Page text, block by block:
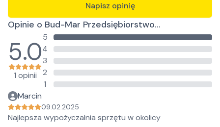
Napisz opinię
Opinie o Bud-Mar Przedsiębiorstwo
Wielobranżowe Marcin Pączek
5.0
1 opinii
5
4
3
2
1
Marcin
09.02.2025
Najlepsza wypożyczalnia sprzętu w okolicy